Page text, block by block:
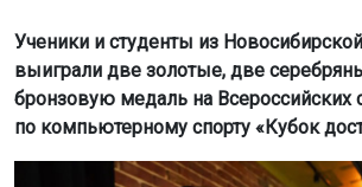
Ученики и студенты из
выиграли две золотые, две
бронзовую медаль на Всероссийских
по компьютерному спорту «Кубок